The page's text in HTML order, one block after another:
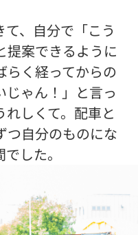
、自分で「こう
提案できるように
らく経ってからの
じゃん！」と言っ
しくて。配車と
つ自分のものにな
した。